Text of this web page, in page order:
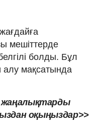
мешіттерде
болды. Бұл
алу мақсатында
оқыңыздар>>